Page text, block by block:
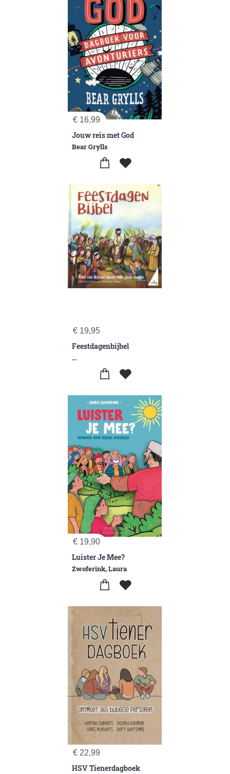
€ 16,99
Jouw reis met God
Bear Grylls
€ 19,95
Feestdagenbijbel
...
€ 19,90
Luister Je Mee?
Zwoferink, Laura
€ 22,99
HSV Tienerdagboek